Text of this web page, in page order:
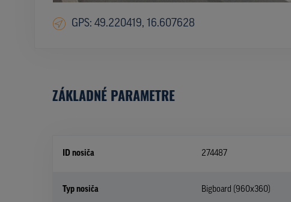
GPS: 49.220419, 16.607628
ZÁKLADNÉ PARAMETRE
ID nosiča 274487
Typ nosiča Bigboard (960x360)